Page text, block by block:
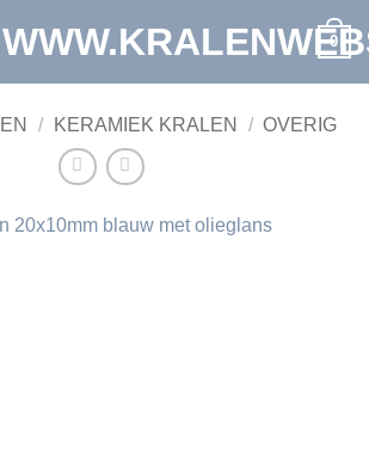
0
/ KERAMIEK KRALEN / OVERIG